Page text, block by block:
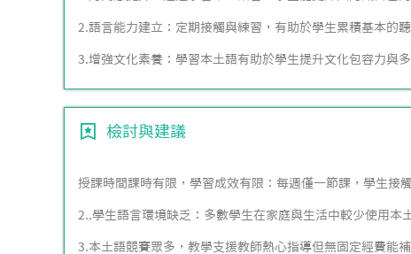
2.語言能力建立：定期接觸與練習，有助於學生累積基本的
3.增強文化素養：學習本土語有助於學生提升文化包容力與多
檢討與建議
授課時間課時有限，學習成效有限：每週僅一節課，學生接
2..學生語言環境缺乏：多數學生在家庭與生活中較少使用本
3.本土語競賽眾多，教學支援教師熱心指導但無固定經費能補